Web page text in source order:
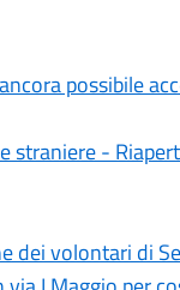
possibile
straniere -
dei volontari di